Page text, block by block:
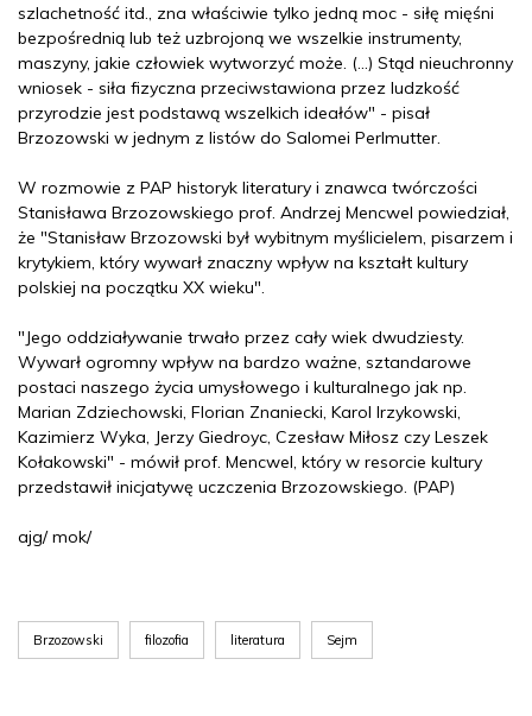
szlachetność itd., zna właściwie tylko jedną moc - siłę mięśni
bezpośrednią lub też uzbrojoną we wszelkie instrumenty,
maszyny, jakie człowiek wytworzyć może. (...) Stąd nieuchronny
wniosek - siła fizyczna przeciwstawiona przez ludzkość
przyrodzie jest podstawą wszelkich ideałów" - pisał
Brzozowski w jednym z listów do Salomei Perlmutter.
W rozmowie z PAP historyk literatury i znawca twórczości
Stanisława Brzozowskiego prof. Andrzej Mencwel powiedział,
że "Stanisław Brzozowski był wybitnym myślicielem, pisarzem i
krytykiem, który wywarł znaczny wpływ na kształt kultury
polskiej na początku XX wieku".
"Jego oddziaływanie trwało przez cały wiek dwudziesty.
Wywarł ogromny wpływ na bardzo ważne, sztandarowe
postaci naszego życia umysłowego i kulturalnego jak np.
Marian Zdziechowski, Florian Znaniecki, Karol Irzykowski,
Kazimierz Wyka, Jerzy Giedroyc, Czesław Miłosz czy Leszek
Kołakowski" - mówił prof. Mencwel, który w resorcie kultury
przedstawił inicjatywę uczczenia Brzozowskiego. (PAP)
ajg/ mok/
Brzozowski filozofia literatura Sejm